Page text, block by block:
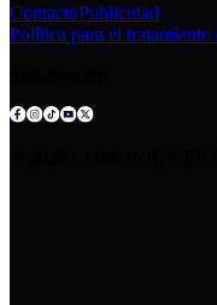
ContactoPublicidad
Política para el tratamiento